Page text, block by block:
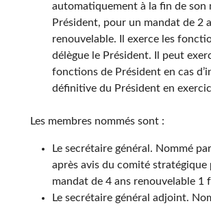
automatiquement à la fin de son
Président, pour un mandat de 2
renouvelable. Il exerce les
délègue le Président. Il peut
fonctions de Président en cas
définitive du Président en
Les membres nommés sont :
Le secrétaire général. Nommé
après avis du comité stratégique
mandat de 4 ans renouvelable 1
Le secrétaire général adjoint.